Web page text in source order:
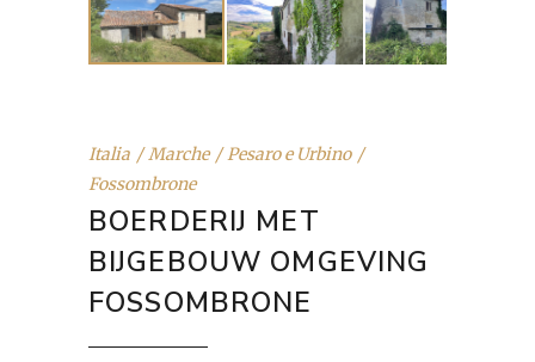
Italia Marche
Pesaro e Urbino
Fossombrone
BOERDERIJ MET
BIJGEBOUW OMGEVING
FOSSOMBRONE